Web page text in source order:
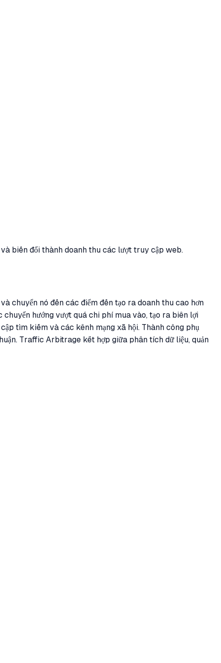
biến đổi thành doanh thu các lượt truy cập web.
chuyển nó đến các điểm đến tạo ra doanh thu cao hơn
hướng vượt quá chi phí mua vào, tạo ra biên lợi
tìm kiếm và các kênh mạng xã hội. Thành công phụ
Traffic Arbitrage kết hợp giữa phân tích dữ liệu, quản